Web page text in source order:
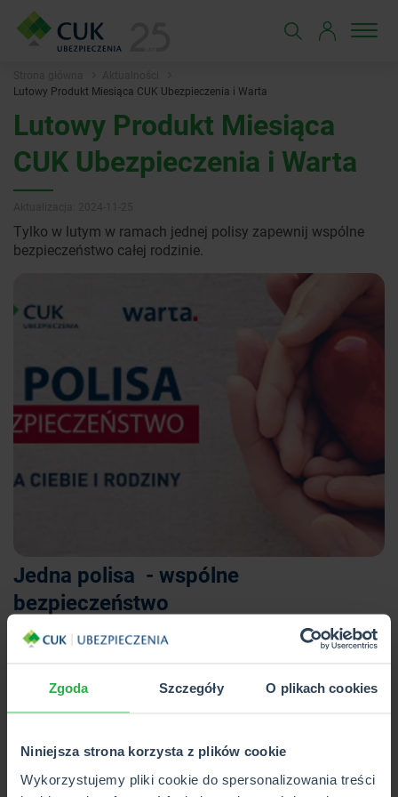
Zgoda Szczegóły O plikach cookies
Niniejsza strona korzysta z plików cookie
Wykorzystujemy pliki cookie do spersonalizowania treści
Lutowy Produkt Miesiąca CUK Ubezpieczenia i Warta
Lutowy Produkt Miesiąca
CUK Ubezpieczenia i Warta
Tylko w lutym w ramach jednej polisy zapewnij wspólne
bezpieczeństwo całej rodzinie.
Jedna polisa - wspólne
bezpieczeństwo
Życie jest pełne niespodzianek. Nie daj im się zaskoczyć.
Już dziś pomyśl o tym, co w życiu najważniejsze i
W cenie ubezpieczenia Pakiet
Medyczny „Twoje Życie”: